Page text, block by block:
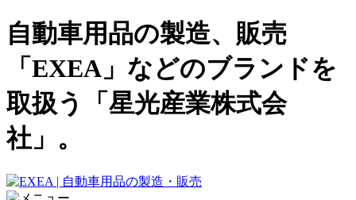
自動車用品の製造、販売
「EXEA」などのブランドを
取扱う「星光産業株式会
社」。